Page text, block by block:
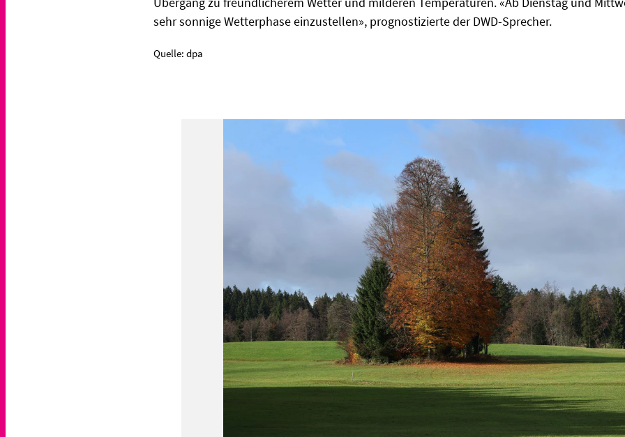
sehr sonnige Wetterphase einzustellen», prognostizierte der DWD-Sprecher.
Quelle: dpa